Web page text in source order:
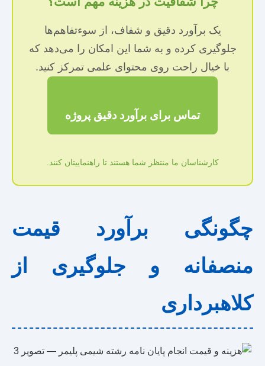
یک برآورد دقیق و شفاف، از سوءتفاهم‌ها
جلوگیری کرده و به شما این امکان را می‌دهد که
با خیال راحت روی محتوای علمی تمرکز کنید.
تماس برای برآورد دقیق پروژه
کارشناسان ما منتظر شما هستند تا راهنماییتان کنند.
چگونگی برآورد قیمت
منصفانه و جلوگیری از
کلاهبرداری